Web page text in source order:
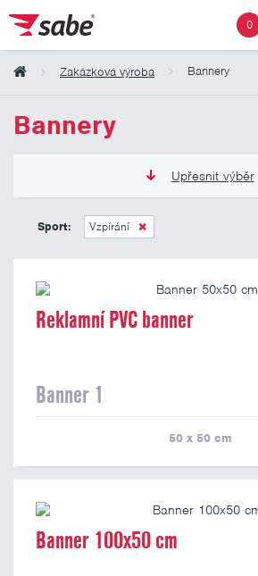
0
Zakázková výroba Bannery
Bannery
Upřesnit výběr
Pouze skladem
273 Kč
Sport: Vzpírání
Reklamní PVC banner
Banner 1
50 x 50 cm
Banner 100x50 cm
Obsah košíku